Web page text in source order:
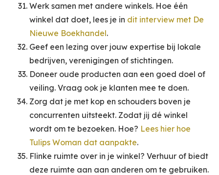
Werk samen met andere winkels. Hoe één
winkel dat doet, lees je in dit interview met De
Nieuwe Boekhandel.
Geef een lezing over jouw expertise bij lokale
bedrijven, verenigingen of stichtingen.
Doneer oude producten aan een goed doel of
veiling. Vraag ook je klanten mee te doen.
Zorg dat je met kop en schouders boven je
concurrenten uitsteekt. Zodat jij dé winkel
wordt om te bezoeken. Hoe? Lees hier hoe
Tulips Woman dat aanpakte.
Flinke ruimte over in je winkel? Verhuur of biedt
deze ruimte aan aan anderen om te gebruiken.